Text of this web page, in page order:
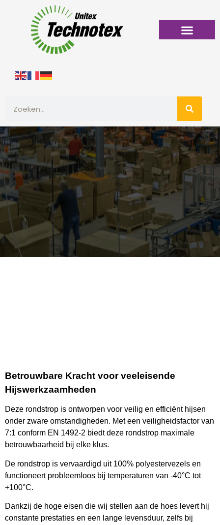
Betrouwbare Kracht voor veeleisende
Hijswerkzaamheden
Deze rondstrop is ontworpen voor veilig en efficiënt hijsen
onder zware omstandigheden. Met een veiligheidsfactor van
7:1 conform EN 1492-2 biedt deze rondstrop maximale
betrouwbaarheid bij elke klus.
De rondstrop is vervaardigd uit 100% polyestervezels en
functioneert probleemloos bij temperaturen van -40°C tot
+100°C.
Dankzij de hoge eisen die wij stellen aan de hoes levert hij
constante prestaties en een lange levensduur, zelfs bij